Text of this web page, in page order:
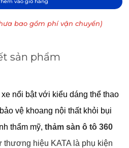
bao gồm phí vận chuyển)
sản phẩm
nổi bật với kiểu dáng thể thao
vệ khoang nội thất khỏi bụi
thẩm mỹ, thảm sàn ô tô 360
thương hiệu KATA là phụ kiện